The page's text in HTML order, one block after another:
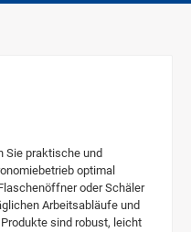
Sie praktische und
optimal
oder Schäler
Arbeitsabläufe und
sind robust, leicht